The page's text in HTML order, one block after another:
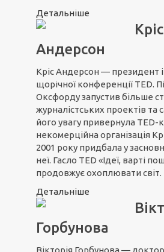
Детальніше
Кріс
Андерсон
Кріс Андерсон — президент
щорічної конференції TED.
Оксфорду запустив більше
журналістських проектів та
його увагу привернула TED-
некомерційна організація
2001 року придбала у
неї. Гасло TED «Ідеї, варті
продовжує охоплювати світ.
Детальніше
Горбунова
Вікторія Горбунова —